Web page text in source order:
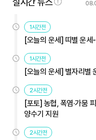
1시간전
[오늘의 운세] 띠별 운
1시간전
[오늘의 운세] 별자리별
2시간전
[포토] 농협, 폭염·가뭄
양수기 지원
2시간전